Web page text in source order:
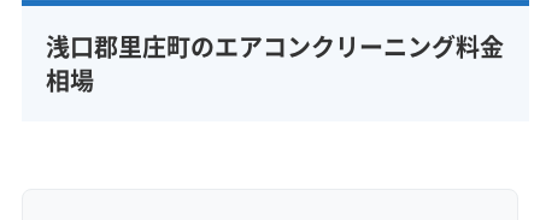
完全分解洗浄 部分クリーニング
実績10年以上
資格保有スタッフ
浅口郡里庄町のエアコンクリーニング料金
相場